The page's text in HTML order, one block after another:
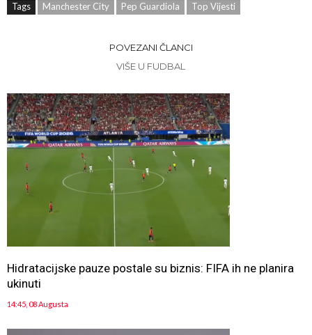
Tags Manchester City Pep Guardiola Top Vijesti
POVEZANI ČLANCI
VIŠE U FUDBAL
Hidratacijske pauze postale su biznis: FIFA ih ne planira
ukinuti
14:45, 08 Augusta